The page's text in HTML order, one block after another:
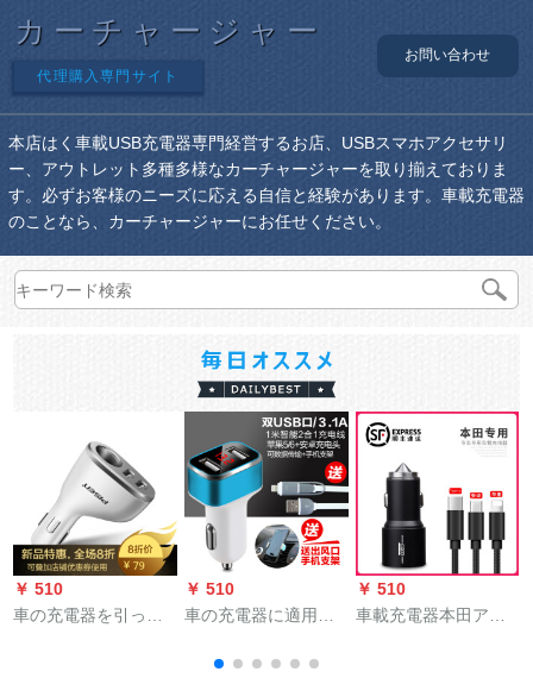
カーチャージャー
代理購入専門サイト
お問い合わせ
本店はく車載USB充電器専門経営するお店、USBスマホアクセサリ
ー、アウトレット多種多様なカーチャージャーを取り揃えておりま
す。必ずお客様のニーズに応える自信と経験があります。車載充電器
のことなら、カーチャージャーにお任せください。
￥ 510
車の充電器を引っ張
￥ 510
車の充電器に適用さ
電器の充電用携帯電
￥ 510
車載充電器本田アヴ